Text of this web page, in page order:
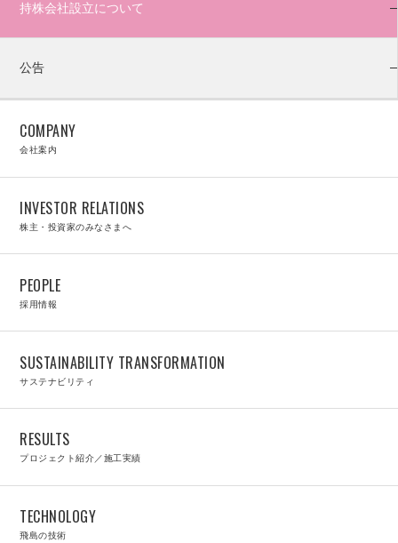
持株会社設立について
公告
COMPANY
会社案内
INVESTOR RELATIONS
株主・投資家のみなさまへ
PEOPLE
採用情報
SUSTAINABILITY TRANSFORMATION
サステナビリティ
RESULTS
プロジェクト紹介／施工実績
TECHNOLOGY
飛島の技術